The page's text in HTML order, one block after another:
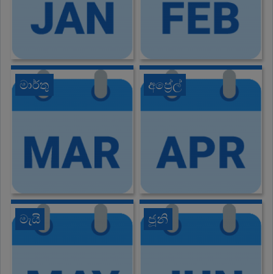
මාර්තු අප්‍රේල්
මැයි ජූනි